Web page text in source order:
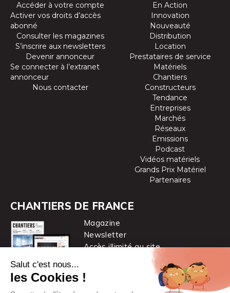
Accéder à votre compte
Activer vos droits d’accès
abonné
Consulter les magazines
S’inscrire aux newsletters
Devenir annonceur
Se connecter à l’extranet
annonceur
Nous contacter
En Action
Innovation
Nouveauté
Distribution
Location
Prestataires de service
Matériels
Chantiers
Constructeurs
Tendance
Entreprises
Marchés
Réseaux
Emissions
Podcast
Vidéos matériels
Grands Prix Matériel
Partenaires
CHANTIERS DE FRANCE
Magazine
Newsletter
Accès illimité au site